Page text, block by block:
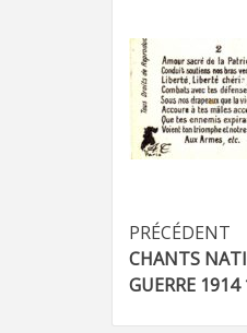
PRÉCÉDENT
CHANTS
GUERRE 1914